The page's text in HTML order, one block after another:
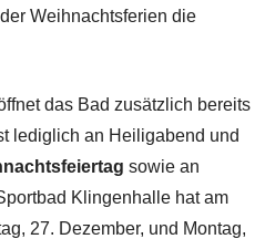
Weihnachtsferien die
das Bad zusätzlich bereits
lediglich an Heiligabend und
sowie an
Klingenhalle hat am
27. Dezember, und Montag,